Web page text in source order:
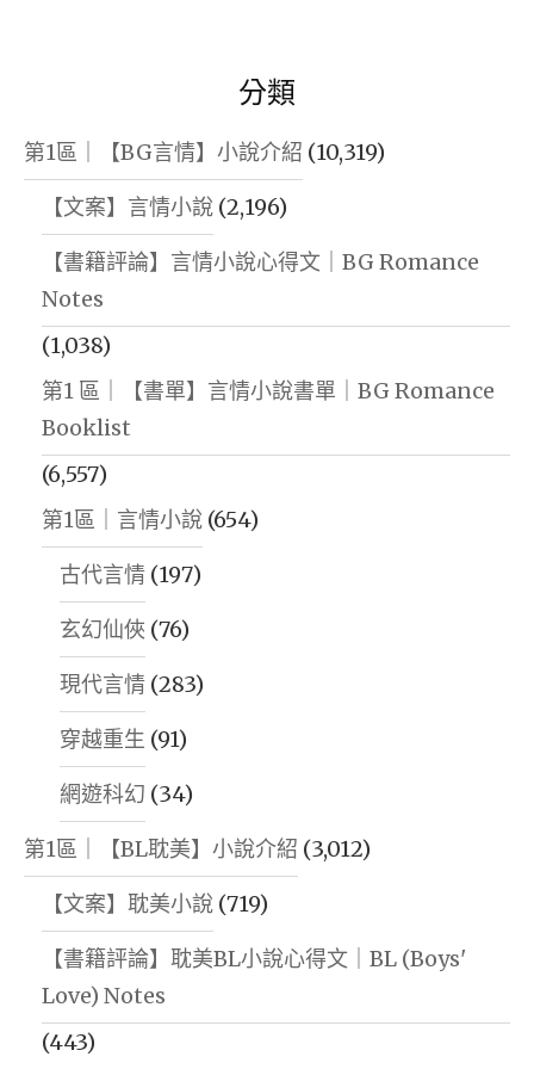
分類
第1區｜【BG言情】小說介紹 (10,319)
【文案】言情小說 (2,196)
【書籍評論】言情小說心得文｜BG Romance
Notes
(1,038)
第1 區｜【書單】言情小說書單｜BG Romance
Booklist
(6,557)
第1區｜言情小說 (654)
古代言情 (197)
玄幻仙俠 (76)
現代言情 (283)
穿越重生 (91)
網遊科幻 (34)
第1區｜【BL耽美】小說介紹 (3,012)
【文案】耽美小說 (719)
【書籍評論】耽美BL小說心得文｜BL (Boys'
Love) Notes
(443)